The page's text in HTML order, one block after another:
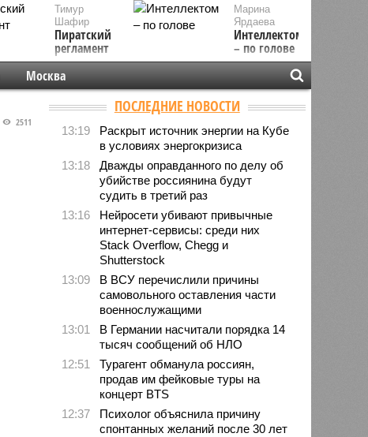
Марина
Ярдаева
Интеллектом
– по голове
Тимур
Шафир
Пиратский
регламент
Москва
2511
ПОСЛЕДНИЕ НОВОСТИ
13:19
Раскрыт источник энергии на Кубе
в условиях энергокризиса
13:18
Дважды оправданного по делу об
убийстве россиянина будут
судить в третий раз
13:16
Нейросети убивают привычные
интернет-сервисы: среди них
Stack Overflow, Chegg и
Shutterstock
13:09
В ВСУ перечислили причины
самовольного оставления части
военнослужащими
13:01
В Германии насчитали порядка 14
тысяч сообщений об НЛО
12:51
Турагент обманула россиян,
продав им фейковые туры на
концерт BTS
12:37
Психолог объяснила причину
спонтанных желаний после 30 лет